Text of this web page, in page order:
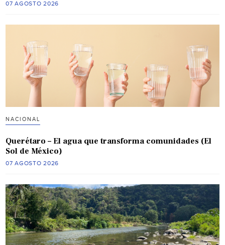
07 AGOSTO 2026
NACIONAL
Querétaro – El agua que transforma comunidades (El
Sol de México)
07 AGOSTO 2026